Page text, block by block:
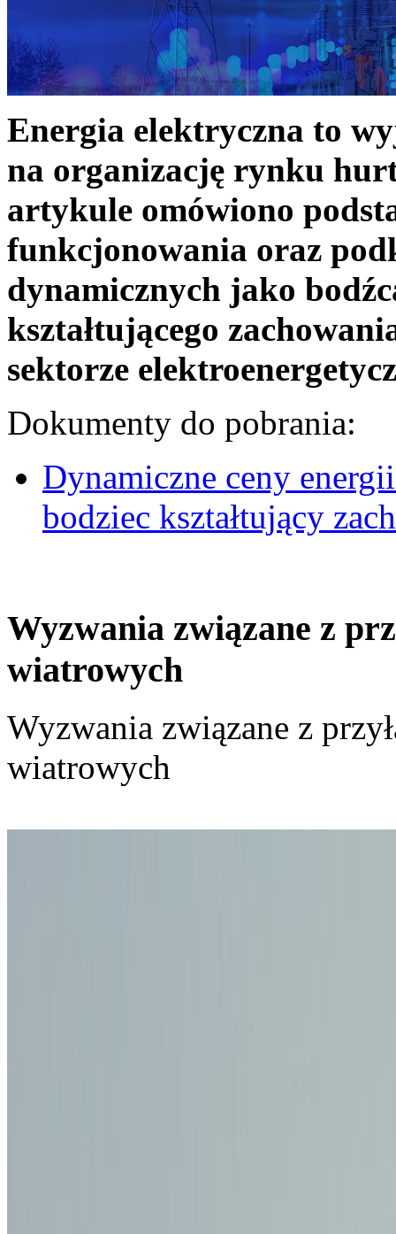
Energia elektryczna to
na organizację rynku
artykule omówiono
funkcjonowania oraz
dynamicznych jako
kształtującego
sektorze
Dokumenty do pobrania:
Dynamiczne ceny
bodziec kształtujący
Wyzwania związane z
wiatrowych
Wyzwania związane z
wiatrowych